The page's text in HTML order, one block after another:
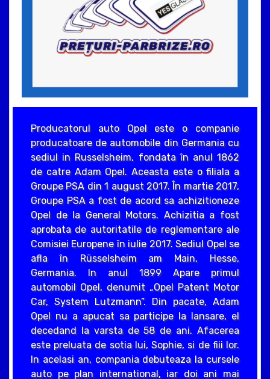
Producatorul auto Opel este o companie
producatoare de automobile din Germania cu
sediul in Russelsheim, fondata în anul 1862
de catre Adam Opel. Aceasta este o filiala a
Groupe PSA din 1 august 2017. În martie 2017,
Groupe PSA a fost de acord sa achizitioneze
Opel de la General Motors. Achizitia a fost
aprobata de autoritatile de reglementare ale
Comisiei Europene în iulie 2017. Sediul Opel se
afla în Rüsselsheim am Main, Hesse,
Germania. In anul 1899 Apare primul
automobil Opel, denumit „Opel Patent Motor
Car, System Lutzmann”. Din pacate, Adam
Opel nu a apucat sa participe la lansare, el
decedand la varsta de 58 de ani. Afacerea
este preluata de sotia lui, Sophie, si de fiii lor.
In acelasi an, compania debuteaza la cursele
auto pe plan international, iar doi ani mai